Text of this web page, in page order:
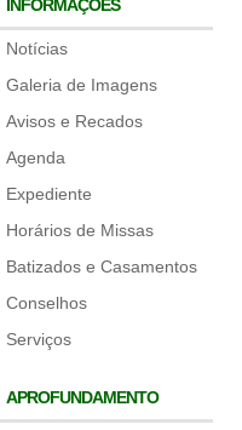
INFORMAÇÕES
Notícias
Galeria de Imagens
Avisos e Recados
Agenda
Expediente
Horários de Missas
Batizados e Casamentos
Conselhos
Serviços
APROFUNDAMENTO